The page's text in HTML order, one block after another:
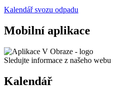
Kalendář svozu odpadu
Mobilní aplikace
Sledujte informace z našeho webu
Kalendář